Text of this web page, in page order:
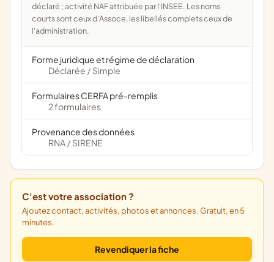
déclaré ; activité NAF attribuée par l'INSEE. Les noms
courts sont ceux d'Assoce, les libellés complets ceux de
l'administration.
Forme juridique et régime de déclaration
Déclarée / Simple
Formulaires CERFA pré-remplis
2 formulaires
Provenance des données
RNA / SIRENE
C'est votre association ?
Ajoutez contact, activités, photos et annonces. Gratuit, en 5
minutes.
Revendiquer la fiche